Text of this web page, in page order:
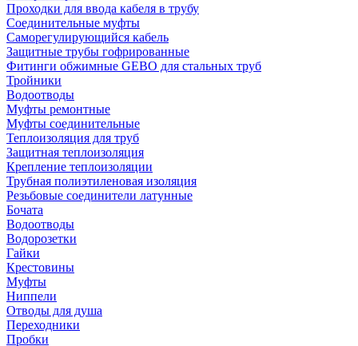
Проходки для ввода кабеля в трубу
Соединительные муфты
Саморегулирующийся кабель
Защитные трубы гофрированные
Фитинги обжимные GEBO для стальных труб
Тройники
Водоотводы
Муфты ремонтные
Муфты соединительные
Теплоизоляция для труб
Защитная теплоизоляция
Крепление теплоизоляции
Трубная полиэтиленовая изоляция
Резьбовые соединители латунные
Бочата
Водоотводы
Водорозетки
Гайки
Крестовины
Муфты
Ниппели
Отводы для душа
Переходники
Пробки